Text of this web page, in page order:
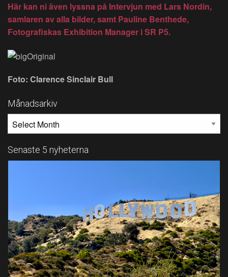
Här kan ni även lyssna på Intervjun med Lars Nordin,
samlaren av alla bilder, samt Pauline Benthede,
Fotografiskas Exhibition Manager i SR P5.
Foto: Clarence Sinclair Bull
Månadsarkiv
Senaste 5 nyheterna